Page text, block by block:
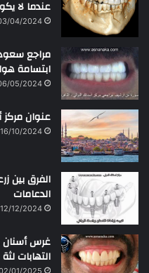
عندما لا
04/2024
مراجع
ابتسامة
05/2024
عنوان
16/10/2024
الفرق بين
الدعامات
12/12/2024
غرس
التهابات لثة